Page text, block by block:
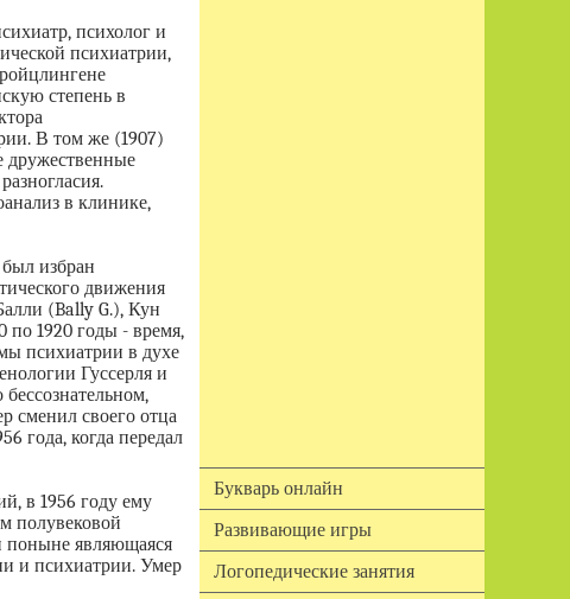
психолог и
психиатрии,
степень в
В том же (1907)
дружественные
в клинике,
избран
движения
(Bally G.), Кун
по 1920 годы - время,
психиатрии в духе
Гуссерля и
сменил своего отца
года, когда передал
в 1956 году ему
полувековой
поныне являющаяся
и психиатрии. Умер
Букварь онлайн
Развивающие игры
Логопедические занятия